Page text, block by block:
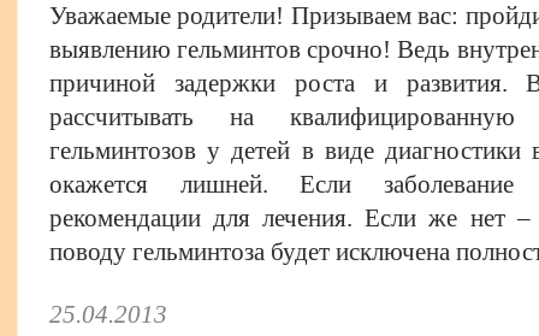
Уважаемые родители! Призываем вас:
выявлению гельминтов срочно! Ведь
причиной задержки роста и
рассчитывать на
гельминтозов у детей в виде
окажется лишней. Если заболевание
рекомендации для лечения. Если же нет
поводу гельминтоза будет исключена
25.04.2013